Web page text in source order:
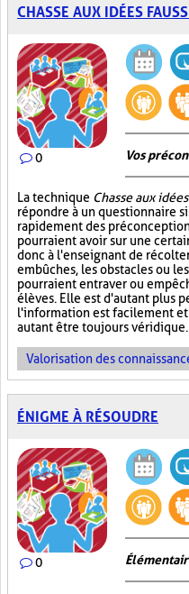
CHASSE AUX IDÉES
0 Vos
La technique Chasse aux
répondre à un questionnaire
rapidement des
pourraient avoir sur une
donc à l'enseignant de
embûches, les obstacles ou
pourraient entraver ou
élèves. Elle est d'autant plus
l'information est facilement
autant être toujours véridique.
Valorisation des
ÉNIGME À RÉSOUDRE
0